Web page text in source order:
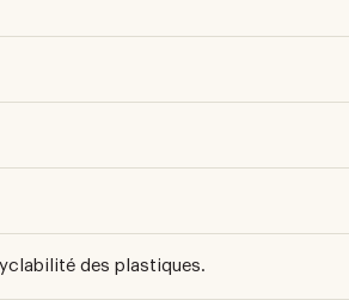
des plastiques.